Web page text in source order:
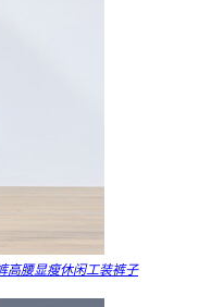
高腰显瘦休闲工装裤子